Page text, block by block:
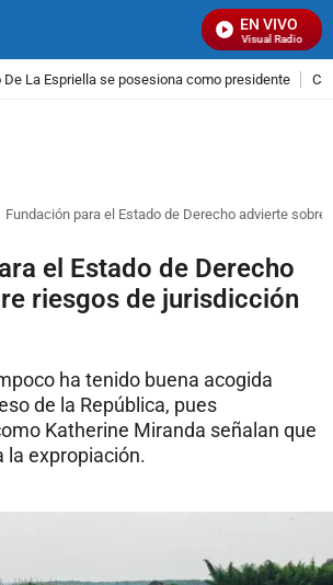
EN VIVO
Señal Visual Radio
De La Espriella se posesiona como presidente
Fundación para el Estado de Derecho advierte
el Estado de Derecho
riesgos de jurisdicción
ha tenido buena acogida
de la República, pues
Katherine Miranda señalan que
la expropiación.